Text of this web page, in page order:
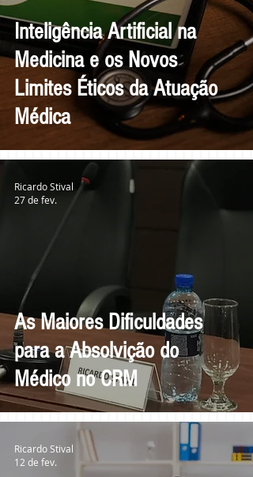
Inteligência Artificial na
Medicina e os Novos
Limites Éticos da Atuação
Médica
As Maiores Dificuldades
para a Absolvição do
Médico no CRM
Ricardo Stival
27 de fev.
Ricardo Stival
12 de fev.